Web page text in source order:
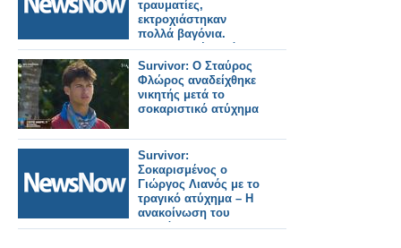
τραυματίες,
εκτροχιάστηκαν
πολλά βαγόνια.
Σοκαριστικές εικόνες.
Survivor: Ο Σταύρος
Φλώρος αναδείχθηκε
νικητής μετά το
σοκαριστικό ατύχημα
Survivor:
Σοκαρισμένος ο
Γιώργος Λιανός με το
τραγικό ατύχημα – Η
ανακοίνωση του
Γρηγόρη